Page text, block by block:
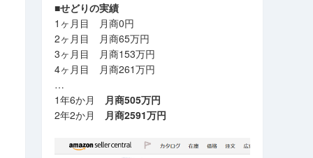
■せどりの実績
1ヶ月目 月商0円
2ヶ月目 月商65万円
3ヶ月目 月商153万円
4ヶ月目 月商261万円
…
1年6か月 月商505万円
2年2か月 月商2591万円